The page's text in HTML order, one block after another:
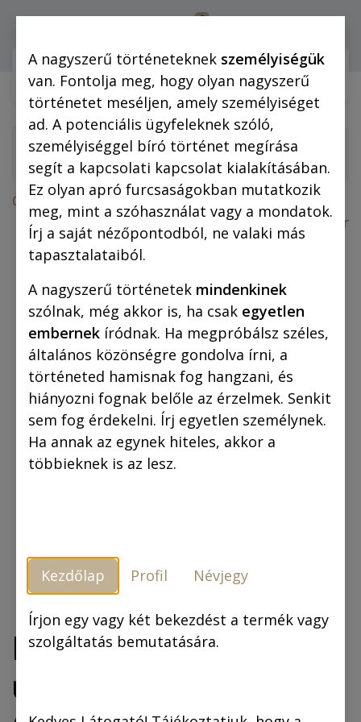
0
Webshop (mobilra)
Összes termék
Mikrotánia és az űrhajótöröttek (fekete-fehér
képregény, nagyalakú)
Mikrotánia és az
űrhajótöröttek
A nagyszerű történeteknek személyiségük
van. Fontolja meg, hogy olyan nagyszerű
történetet meséljen, amely személyiséget
ad. A potenciális ügyfeleknek szóló,
személyiséggel bíró történet megírása
segít a kapcsolati kapcsolat kialakításában.
Ez olyan apró furcsaságokban mutatkozik
meg, mint a szóhasználat vagy a mondatok.
Írj a saját nézőpontodból, ne valaki más
tapasztalataiból.
A nagyszerű történetek mindenkinek
szólnak, még akkor is, ha csak egyetlen
embernek íródnak. Ha megpróbálsz széles,
általános közönségre gondolva írni, a
történeted hamisnak fog hangzani, és
hiányozni fognak belőle az érzelmek. Senkit
sem fog érdekelni. Írj egyetlen személynek.
Ha annak az egynek hiteles, akkor a
többieknek is az lesz.
Kezdőlap Profil Névjegy
Írjon egy vagy két bekezdést a termék vagy
szolgáltatás bemutatására.